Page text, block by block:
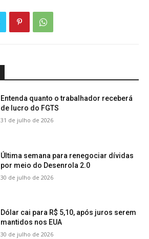
Entenda quanto o trabalhador receberá
de lucro do FGTS
31 de julho de 2026
Última semana para renegociar dívidas
por meio do Desenrola 2.0
30 de julho de 2026
Dólar cai para R$ 5,10, após juros serem
mantidos nos EUA
30 de julho de 2026